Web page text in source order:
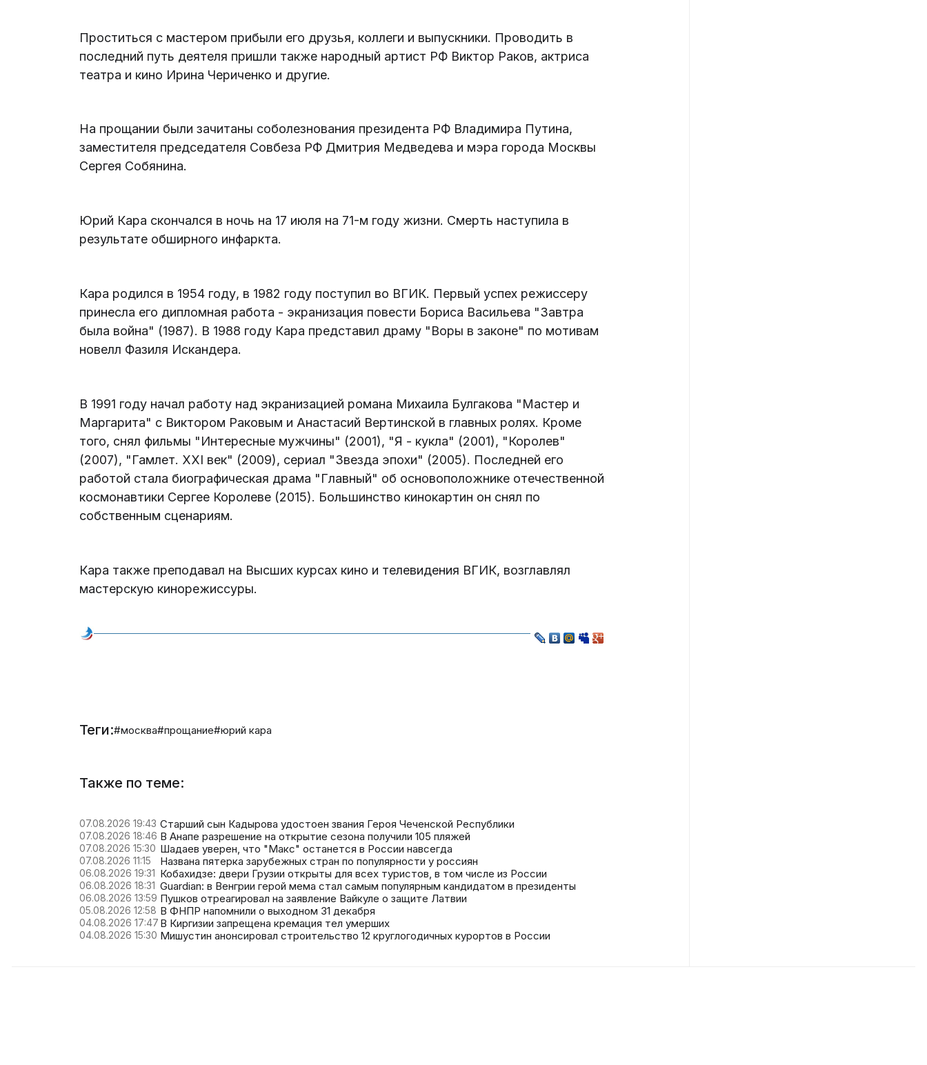
Проститься с мастером прибыли его друзья, коллеги и выпускники. Проводить в
последний путь деятеля пришли также народный артист РФ Виктор Раков, актриса
театра и кино Ирина Чериченко и другие.
На прощании были зачитаны соболезнования президента РФ Владимира Путина,
заместителя председателя Совбеза РФ Дмитрия Медведева и мэра города Москвы
Сергея Собянина.
Юрий Кара скончался в ночь на 17 июля на 71-м году жизни. Смерть наступила в
результате обширного инфаркта.
Кара родился в 1954 году, в 1982 году поступил во ВГИК. Первый успех режиссеру
принесла его дипломная работа - экранизация повести Бориса Васильева "Завтра
была война" (1987). В 1988 году Кара представил драму "Воры в законе" по мотивам
новелл Фазиля Искандера.
В 1991 году начал работу над экранизацией романа Михаила Булгакова "Мастер и
Маргарита" с Виктором Раковым и Анастасий Вертинской в главных ролях. Кроме
того, снял фильмы "Интересные мужчины" (2001), "Я - кукла" (2001), "Королев"
(2007), "Гамлет. XXI век" (2009), сериал "Звезда эпохи" (2005). Последней его
работой стала биографическая драма "Главный" об основоположнике отечественной
космонавтики Сергее Королеве (2015). Большинство кинокартин он снял по
собственным сценариям.
Кара также преподавал на Высших курсах кино и телевидения ВГИК, возглавлял
мастерскую кинорежиссуры.
Теги:#москва#прощание#юрий кара
Также по теме:
07.08.2026 19:43 Старший сын Кадырова удостоен звания Героя Чеченской Республики
07.08.2026 18:46 В Анапе разрешение на открытие сезона получили 105 пляжей
07.08.2026 15:30 Шадаев уверен, что "Макс" останется в России навсегда
07.08.2026 11:15 Названа пятерка зарубежных стран по популярности у россиян
06.08.2026 19:31 Кобахидзе: двери Грузии открыты для всех туристов, в том числе из России
06.08.2026 18:31 Guardian: в Венгрии герой мема стал самым популярным кандидатом в президенты
06.08.2026 13:59 Пушков отреагировал на заявление Вайкуле о защите Латвии
05.08.2026 12:58 В ФНПР напомнили о выходном 31 декабря
04.08.2026 17:47 В Киргизии запрещена кремация тел умерших
04.08.2026 15:30 Мишустин анонсировал строительство 12 круглогодичных курортов в России